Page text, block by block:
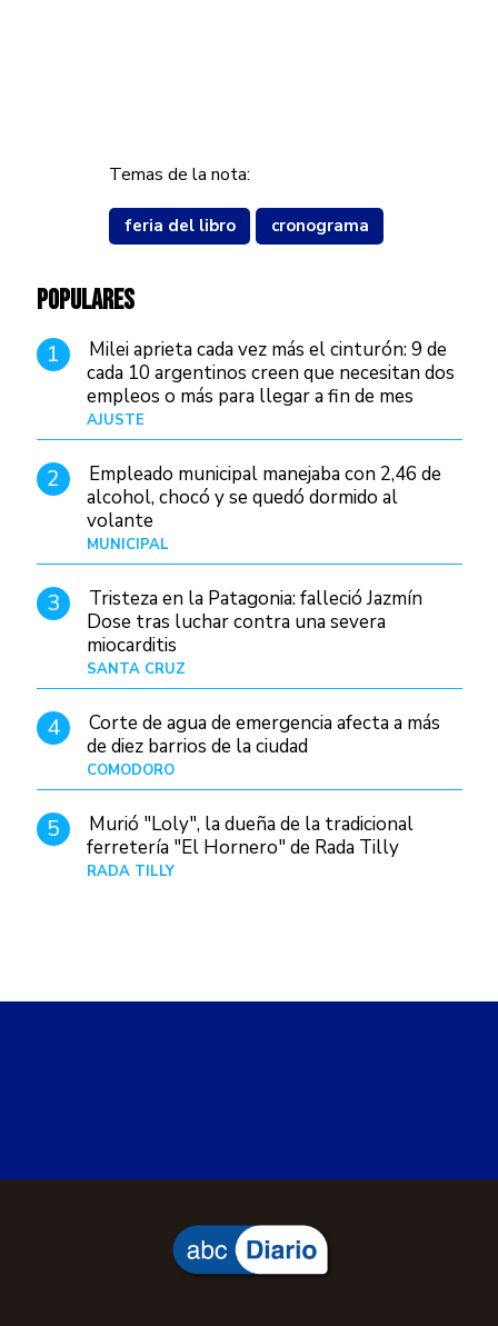
Temas de la nota:
feria del libro cronograma
POPULARES
1
Milei aprieta cada vez más el cinturón: 9 de
cada 10 argentinos creen que necesitan dos
empleos o más para llegar a fin de mes
AJUSTE
2
Empleado municipal manejaba con 2,46 de
alcohol, chocó y se quedó dormido al
volante
MUNICIPAL
3
Tristeza en la Patagonia: falleció Jazmín
Dose tras luchar contra una severa
miocarditis
SANTA CRUZ
4
Corte de agua de emergencia afecta a más
de diez barrios de la ciudad
COMODORO
5
Murió "Loly", la dueña de la tradicional
ferretería "El Hornero" de Rada Tilly
RADA TILLY